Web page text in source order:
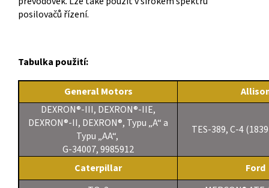
posilovačů řízení.
Tabulka použití:
General Motors
DEXRON®-III, DEXRON®-IIE,
DEXRON®-II, DEXRON®, Typu „A“ a
Typu „AA“,
G-34007, 9985912
TES-389, C-4
Caterpillar
Ford